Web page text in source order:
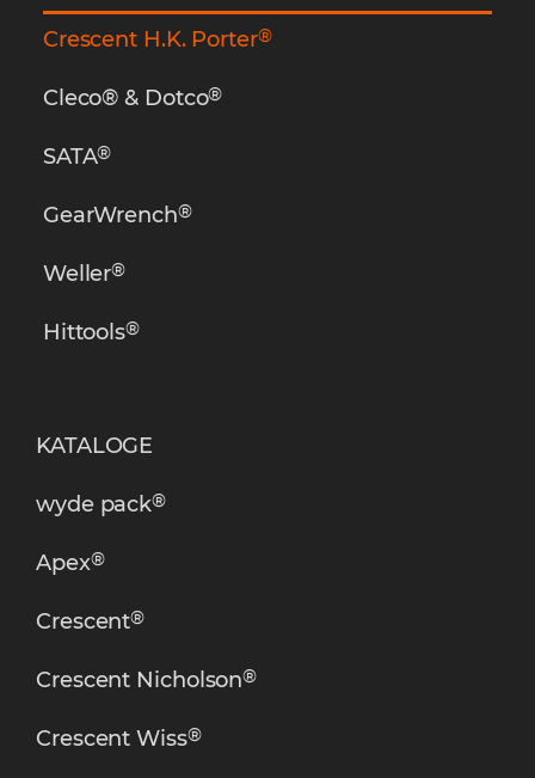
Crescent H.K. Porter®
Cleco® & Dotco®
SATA®
GearWrench®
Weller®
Hittools®
KATALOGE
wyde pack®
Apex®
Crescent®
Crescent Nicholson®
Crescent Wiss®